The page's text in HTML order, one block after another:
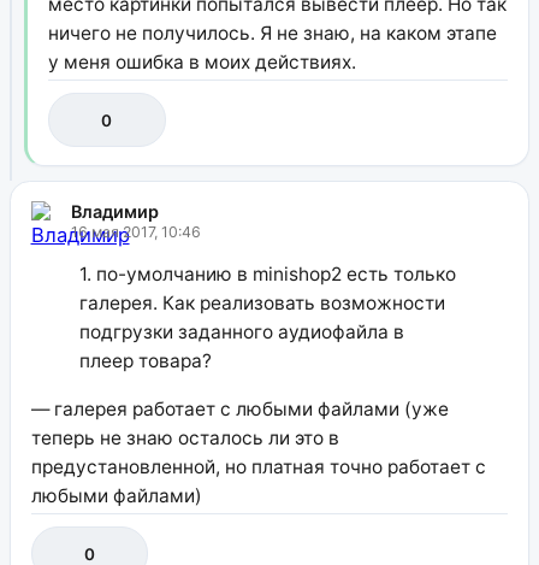
ничего не получилось. Я не знаю, на каком этапе
у меня ошибка в моих действиях.
0
Владимир
16 мая 2017, 10:46
1. по-умолчанию в minishop2 есть только
галерея. Как реализовать возможности
подгрузки заданного аудиофайла в
плеер товара?
— галерея работает с любыми файлами (уже
теперь не знаю осталось ли это в
предустановленной, но платная точно работает с
любыми файлами)
0